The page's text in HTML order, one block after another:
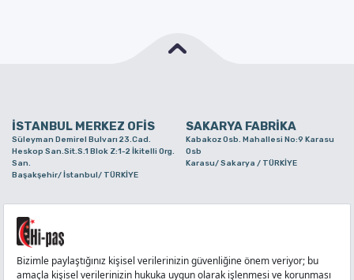
İSTANBUL MERKEZ OFİS SAKARYA FABRİKA
Süleyman Demirel Bulvarı 23.Cad.
Heskop San.Sit.S.1 Blok Z:1-2 İkitelli Org.
San.
Başakşehir/ İstanbul/ TÜRKİYE
Kabakoz Osb. Mahallesi No:9 Karasu
Osb
Karasu/ Sakarya / TÜRKİYE
Alaaddinbey Mah. Ayfatma Cad. No.11 A/C
Sam.3 Plaza B Blok Nilüfer/ Bursa/
TÜRKİYE